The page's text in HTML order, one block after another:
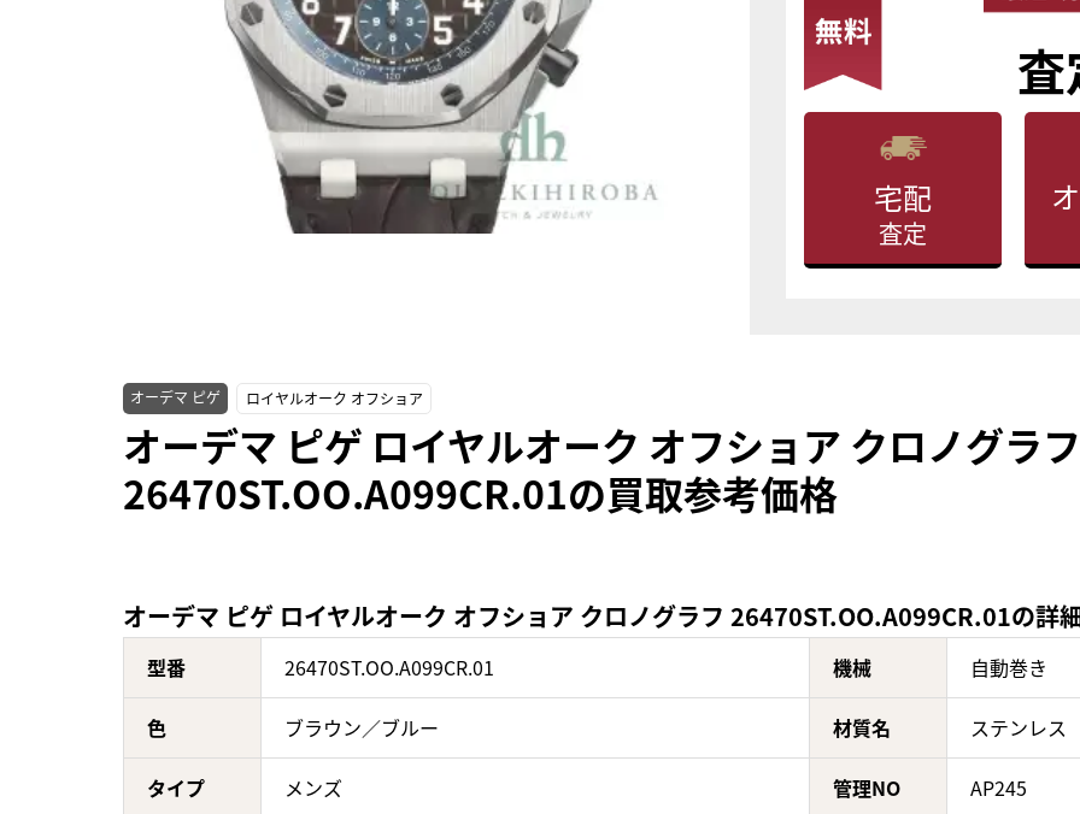
査
宅配
査定
オーデマ ピゲ ロイヤルオーク オフショア
オーデマ ピゲ ロイヤルオーク オフショア クロノグラフ
26470ST.OO.A099CR.01の買取参考価格
オーデマ ピゲ ロイヤルオーク オフショア クロノグラフ 26470ST.OO.A099CR.01の詳
型番 26470ST.OO.A099CR.01 機械 自動巻き
色 ブラウン／ブルー 材質名 ステンレス
タイプ メンズ 管理NO AP245